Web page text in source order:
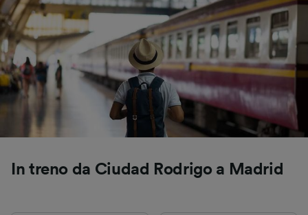
In treno da Ciudad Rodrigo a Madrid